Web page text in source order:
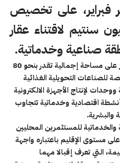
فبراير، على تخصيص
550 مليون سنتيم لاقتناء عقار
صناعية وخدماتية.
وسيضم المشروع ،الذي سينجز على مساحة إجمالية تقدر بنحو 80
التحويلية الغذائية
ووحدات لإنتاج الأجهزة الالكترونية
اقتصادية وخدماتية تتجاوب
والبشرية.
للمستثمرين المحليين
مستوى الإقليم باعتباره واجهة
التي تعرف إقبالا مهما